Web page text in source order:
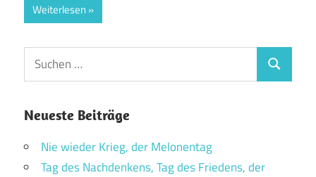
Weiterlesen
Suchen
nach:
Suchen
Neueste Beiträge
Nie wieder Krieg, der Melonentag
Tag des Nachdenkens, Tag des Friedens, der